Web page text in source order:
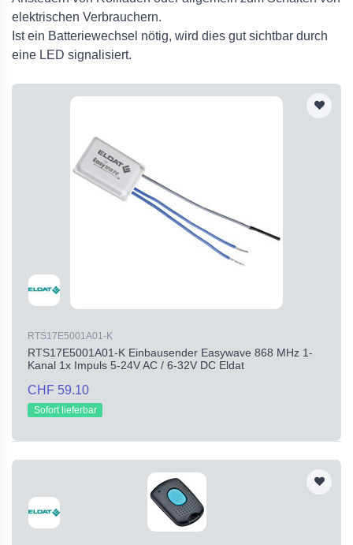
elektrischen Verbrauchern.
Ist ein Batteriewechsel nötig, wird dies gut sichtbar durch
eine LED signalisiert.
RTS17E5001A01-K
RTS17E5001A01-K Einbausender Easywave 868 MHz 1-
Kanal 1x Impuls 5-24V AC / 6-32V DC Eldat
CHF 59.10
Sofort lieferbar